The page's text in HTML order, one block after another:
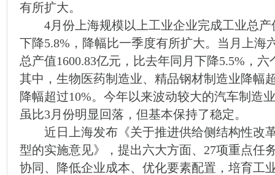
有所扩大。
4月份上海规模以上工业企业完成工业总产
下降5.8%，降幅比一季度有所扩大。当月上海
总产值1600.83亿元，比去年同月下降5.5%，
其中，生物医药制造业、精品钢材制造业降幅
降幅超过10%。今年以来波动较大的汽车制造
虽比3月份明显回落，但基本保持了稳定。
近日上海发布《关于推进供给侧结构性改
型的实施意见》，提出六大方面、27项重点任
协同、降低企业成本、优化要素配置，培育工